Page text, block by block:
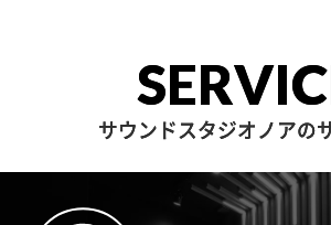
サウンドスタジオノアの